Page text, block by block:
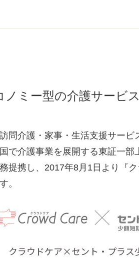
ミー型の介護サービ
問介護・家事・生活支援サー
で介護事業を展開する東証一
提携し、2017年8月1日より『
。
クラウドケア×セント・プラス